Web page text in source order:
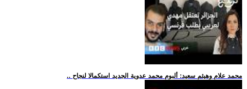
.. محمد علام وهيثم سعيد: ألبوم محمد عدوية الجديد استكمالا لنجاح